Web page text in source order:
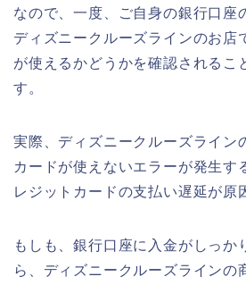
なので、一度、ご自身の銀行口座
ディズニークルーズラインのお店
が使えるかどうかを確認されるこ
す。
実際、ディズニークルーズライン
カードが使えないエラーが発生す
レジットカードの支払い遅延が原
もしも、銀行口座に入金がしっか
ら、ディズニークルーズラインの